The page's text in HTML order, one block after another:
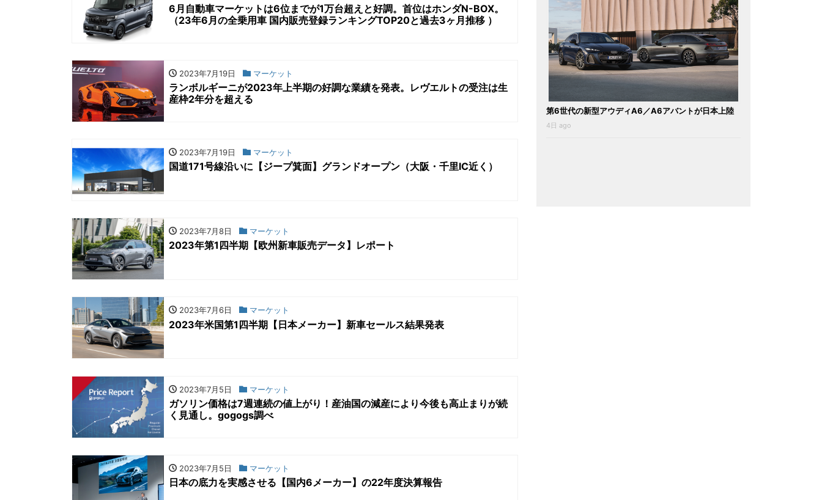
6月自動車マーケットは6位までが1万台超えと好調。首位はホンダN-BOX。
（23年6月の全乗用車 国内販売登録ランキングTOP20と過去3ヶ月推移 ）
2023年7月19日 マーケット
ランボルギーニが2023年上半期の好調な業績を発表。レヴエルトの受注は生
産枠2年分を超える
2023年7月19日 マーケット
国道171号線沿いに【ジープ箕面】グランドオープン（大阪・千里IC近く）
2023年7月8日 マーケット
2023年第1四半期【欧州新車販売データ】レポート
2023年7月6日 マーケット
2023年米国第1四半期【日本メーカー】新車セールス結果発表
2023年7月5日 マーケット
ガソリン価格は7週連続の値上がり！産油国の減産により今後も高止まりが続
く見通し。gogogs調べ
2023年7月5日 マーケット
日本の底力を実感させる【国内6メーカー】の22年度決算報告
第6世代の新型アウディA6／A6アバントが日本上陸
4日 ago